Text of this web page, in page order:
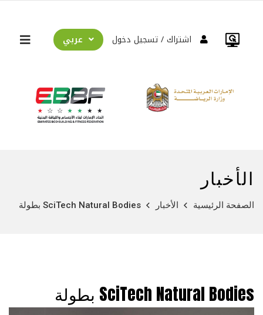
عربي تسجيل دخول اشتراك
الأخبار
بطولة SciTech Natural Bodies الأخبار الصفحة الرئيسية
بطولة SciTech Natural Bodies